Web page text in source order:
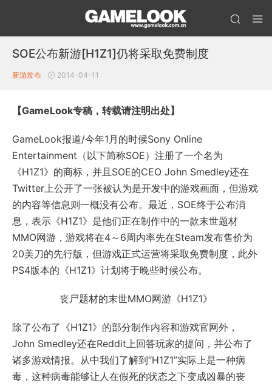
SOE公布新游[H1Z1]仍将采取免费制度
新游发布 2014-04-11
【GameLook专稿，转载请注明出处】
GameLook报道/今年1月的时候Sony Online
Entertainment（以下简称SOE）注册了一个名为
《H1Z1》的商标，并且SOE的CEO John Smedley还在
Twitter上公开了一张被认为是开发中的游戏画面，但游戏
的内容等信息则一概没有公布。最近，SOE终于公布消
息，表示《H1Z1》是他们正在制作中的一款末世题材
MMO网游，游戏将在4～6周内率先在Steam发布售价为
20美刀的先行版，但游戏正式运营将采取免费制度，此外
PS4版本的《H1Z1》计划将于晚些时候公布。
丧尸题材的末世MMO网游《H1Z1》
除了公布了《H1Z1》的部分制作内容和游戏官网外，
John Smedley还在Reddit上回答玩家的提问，并公布了
诸多游戏情报。从中我们了解到“H1Z1”实际上是一种病
毒，这种病毒能够让人在假死的状态之下变成凶暴的丧